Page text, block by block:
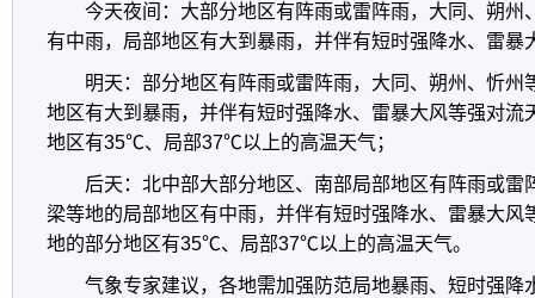
今天夜间：大部分地区有阵雨或雷阵雨，大同、朔州
有中雨，局部地区有大到暴雨，并伴有短时强降水、雷暴
明天：部分地区有阵雨或雷阵雨，大同、朔州、忻州
地区有大到暴雨，并伴有短时强降水、雷暴大风等强对流
地区有35℃、局部37℃以上的高温天气；
后天：北中部大部分地区、南部局部地区有阵雨或雷
梁等地的局部地区有中雨，并伴有短时强降水、雷暴大风
地的部分地区有35℃、局部37℃以上的高温天气。
气象专家建议，各地需加强防范局地暴雨、短时强降